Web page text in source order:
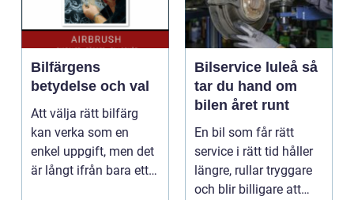
Bilfärgens
betydelse och val
Att välja rätt bilfärg
kan verka som en
enkel uppgift, men det
är långt ifrån bara ett
Bilservice luleå så
tar du hand om
bilen året runt
En bil som får rätt
service i rätt tid håller
längre, rullar tryggare
och blir billigare att